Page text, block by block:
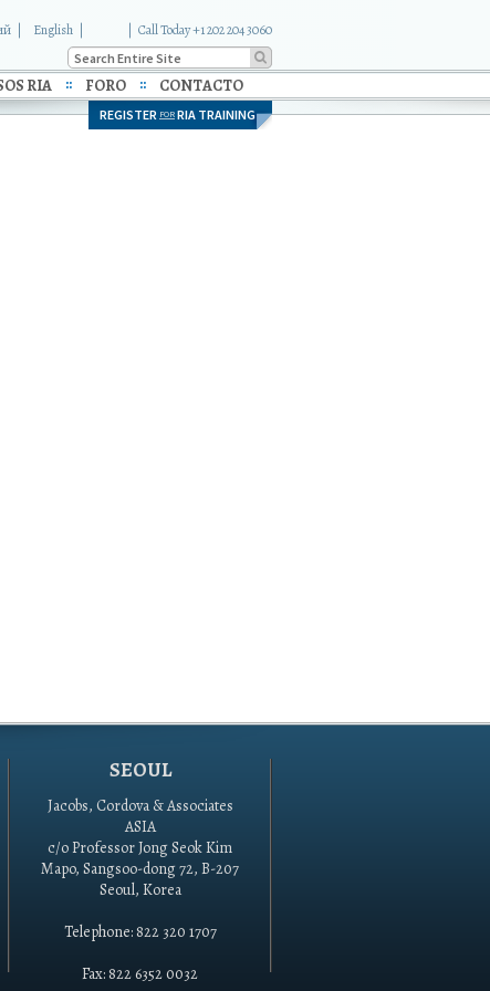
English Call Today +1 202 204 3060
RIA FORO CONTACTO
REGISTER FOR RIA TRAINING
SEOUL
Jacobs, Cordova & Associates
ASIA
c/o Professor Jong Seok Kim
Mapo, Sangsoo-dong 72, B-207
Seoul, Korea
Telephone: 822 320 1707
Fax: 822 6352 0032